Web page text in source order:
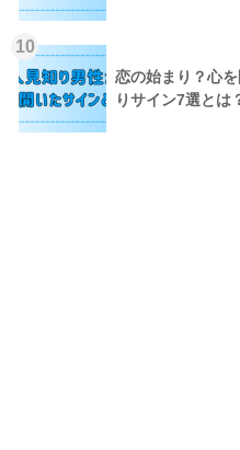
10
恋の始まり？心
りサイン7選とは